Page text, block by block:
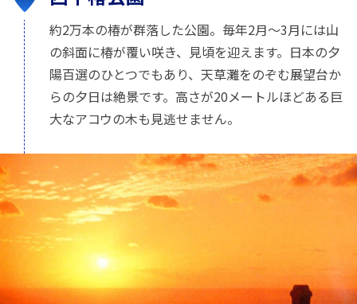
約2万本の椿が群落した公園。毎年2月〜3月には山
の斜面に椿が覆い咲き、見頃を迎えます。日本の夕
陽百選のひとつでもあり、天草灘をのぞむ展望台か
らの夕日は絶景です。高さが20メートルほどある巨
大なアコウの木も見逃せません。